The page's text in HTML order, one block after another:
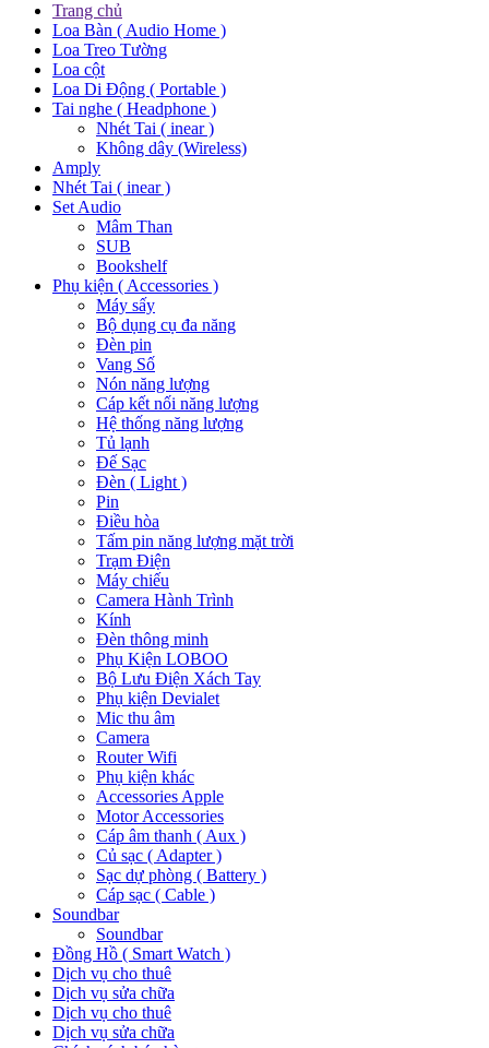
Trang chủ
Loa Bàn ( Audio Home )
Loa Treo Tường
Loa cột
Loa Di Động ( Portable )
Tai nghe ( Headphone )
Nhét Tai ( inear )
Không dây (Wireless)
Amply
Nhét Tai ( inear )
Set Audio
Mâm Than
SUB
Bookshelf
Phụ kiện ( Accessories )
Máy sấy
Bộ dụng cụ đa năng
Đèn pin
Vang Số
Nón năng lượng
Cáp kết nối năng lượng
Hệ thống năng lượng
Tủ lạnh
Đế Sạc
Đèn ( Light )
Pin
Điều hòa
Tấm pin năng lượng mặt trời
Trạm Điện
Máy chiếu
Camera Hành Trình
Kính
Đèn thông minh
Phụ Kiện LOBOO
Bộ Lưu Điện Xách Tay
Phụ kiện Devialet
Mic thu âm
Camera
Router Wifi
Phụ kiện khác
Accessories Apple
Motor Accessories
Cáp âm thanh ( Aux )
Củ sạc ( Adapter )
Sạc dự phòng ( Battery )
Cáp sạc ( Cable )
Soundbar
Soundbar
Đồng Hồ ( Smart Watch )
Dịch vụ cho thuê
Dịch vụ sửa chữa
Dịch vụ cho thuê
Dịch vụ sửa chữa